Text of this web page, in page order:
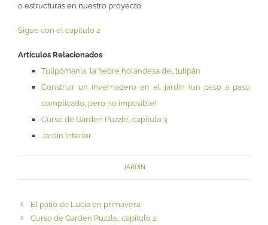
o estructuras en nuestro proyecto.
Sigue con el capítulo 2
Artículos Relacionados
Tulipomanía, la fiebre holandesa del tulipán
Construir un invernadero en el jardín (un paso a paso
complicado, pero no imposible)
Curso de Garden Puzzle, capítulo 3
Jardín interior
JARDÍN
El patio de Lucía en primavera
Curso de Garden Puzzle, capítulo 2